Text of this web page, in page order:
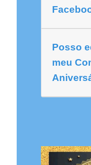
Posso
meu